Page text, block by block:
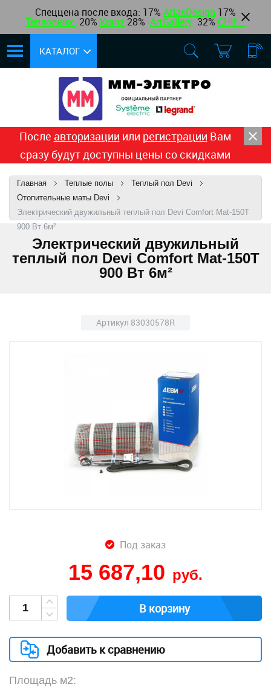
Спеццена после входа: 17% AtlasDesign 17%
Теплолюкс, 20% Kranz 28% ArtGallery 32% CHINT
КАТАЛОГ
После авторизации или регистрации Вам
сразу будут доступны цены со скидками
Главная Теплые полы
Теплый пол Devi
Отопительные маты Devi
Электрический двужильный теплый пол Devi Comfort Mat-150T
900 Вт 6м²
Электрический двужильный
теплый пол Devi Comfort Mat-150T
900 Вт 6м²
Артикул 83030578R
Под заказ
15 687,10 руб.
В корзину
Добавить к сравнению
Площадь м2: